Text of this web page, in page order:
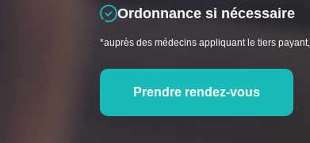
Ordonnance si nécessaire
*auprès des médecins appliquant le tiers
Prendre rendez-vous